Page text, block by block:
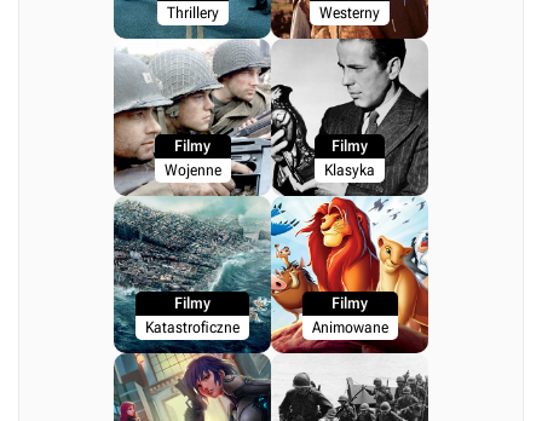
Thrillery
Westerny
Filmy
Wojenne
Filmy
Klasyka
Filmy
Katastroficzne
Filmy
Animowane